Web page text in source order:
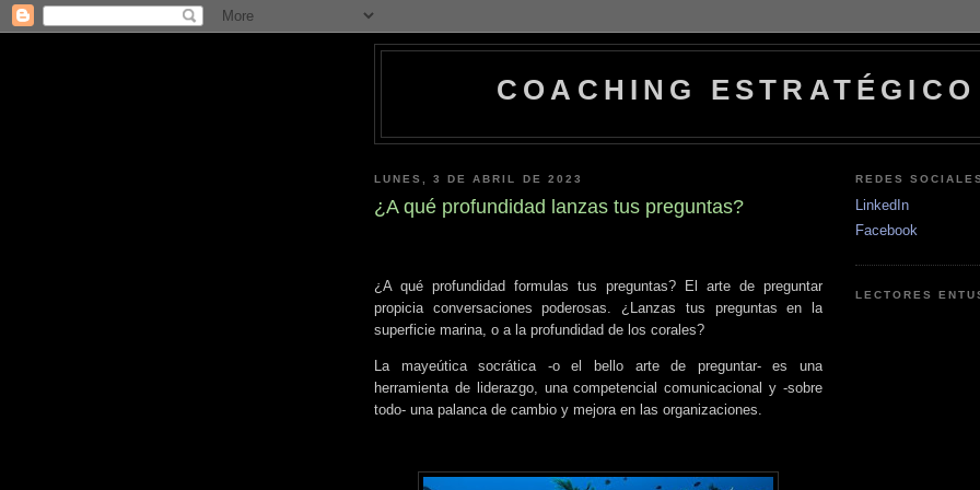
COACHING ESTRATÉGICO
LUNES, 3 DE ABRIL DE 2023
¿A qué profundidad lanzas tus preguntas?
¿A qué profundidad formulas tus preguntas? El arte de preguntar
propicia conversaciones poderosas. ¿Lanzas tus preguntas en la
superficie marina, o a la profundidad de los corales?
La mayeútica socrática -o el bello arte de preguntar- es una
herramienta de liderazgo, una competencial comunicacional y -sobre
todo- una palanca de cambio y mejora en las organizaciones.
REDES SOCIALES
LinkedIn
Facebook
LECTORES